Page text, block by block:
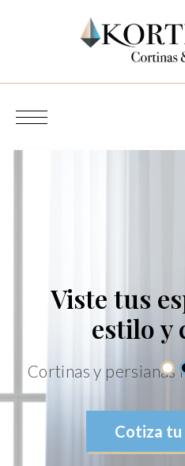
Viste tus
estilo y
Cortinas y persianas
Cotiza tu
Conoce